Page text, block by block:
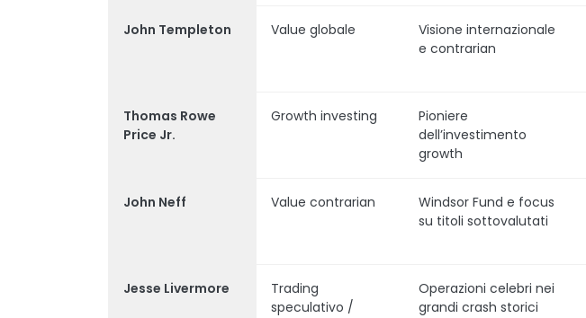
John Templeton Value globale
Visione internazionale
e contrarian
Thomas Rowe
Price Jr.
Growth investing
Pioniere
dell’investimento
growth
John Neff Value contrarian
Windsor Fund e focus
su titoli sottovalutati
Jesse Livermore
Trading
speculativo /
Operazioni celebri nei
grandi crash storici